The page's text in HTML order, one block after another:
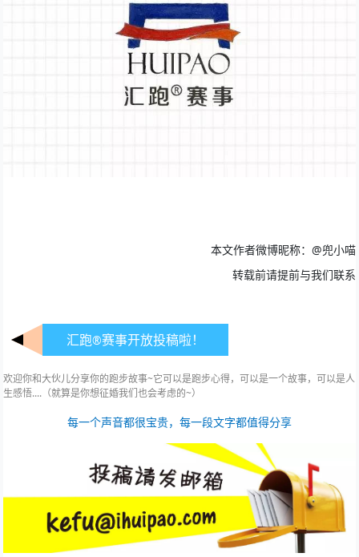
本文作者微博昵称：@兜小喵
转载前请提前与我们联系
汇跑®赛事开放投稿啦！
欢迎你和大伙儿分享你的跑步故事~它可以是跑步心得，可以是一个故事，可以是人
生感悟.... （就算是你想征婚我们也会考虑的~）
每一个声音都很宝贵，每一段文字都值得分享